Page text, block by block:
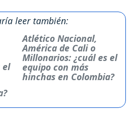
leer también:
Atlético Nacional,
América de Cali o
Millonarios: ¿cuál es el
equipo con más
hinchas en Colombia?